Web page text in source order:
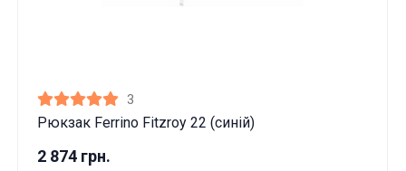
3
Рюкзак Ferrino Fitzroy 22 (синій)
2 874 грн.